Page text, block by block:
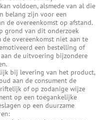
voldoen, alsmede van al die
belang zijn voor een
de overeenkomst op afstand.
grond van dit onderzoek
overeenkomst niet aan te
een bestelling of
de uitvoering bijzondere
bij levering van het product,
aan de consument de
of op zodanige wijze
op een toegankelijke
op een duurzame